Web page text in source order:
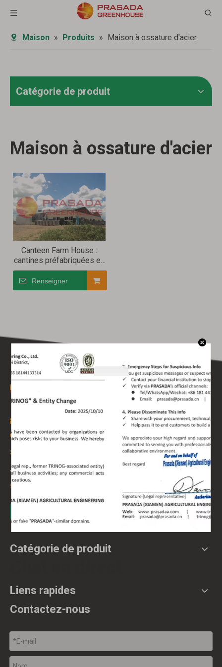
Maison » Produits » Maison à ossature d'acier
Catégorie de produit
Maison à ossature d'acier
Canteen Farm House :
cantines préfabriquées en
acier léger pour fermes et
plantations
Renseigner
 prasada@prasada.cn
Tél : +86-181 4413 3314

Unité 804, n°10, Duiying Road, district de
Jimei, Xiamen, Chine
WhatsApp
Catégorie de produit
Liens rapides
Contactez-nous